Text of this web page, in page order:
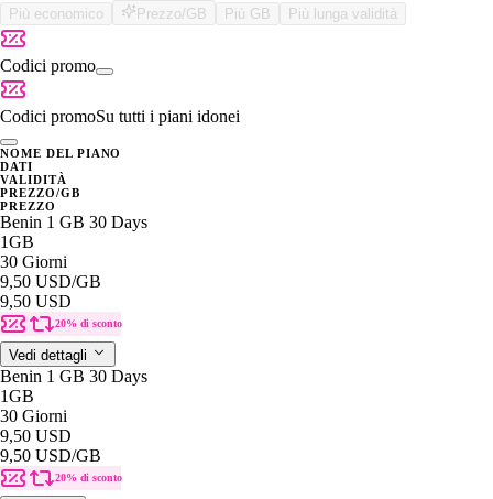
Più economico Prezzo/GB Più GB Più lunga validità
Codici promo
Codici promoSu tutti i piani idonei
NOME DEL PIANO
DATI
VALIDITÀ
PREZZO/GB
PREZZO
Benin 1 GB 30 Days
1GB
30 Giorni
9,50 USD/GB
9,50 USD
20% di sconto
Vedi dettagli
Benin 1 GB 30 Days
1GB
30 Giorni
9,50 USD
9,50 USD/GB
20% di sconto